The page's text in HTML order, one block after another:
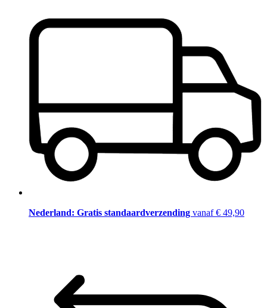
Nederland: Gratis standaardverzending vanaf € 49,90